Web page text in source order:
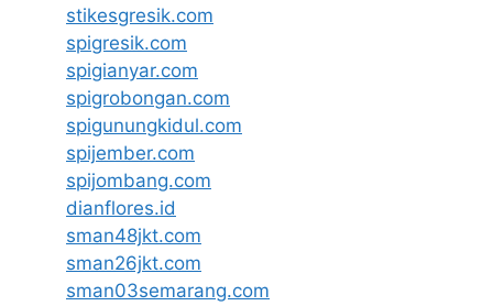
stikesgresik.com
spigresik.com
spigianyar.com
spigrobongan.com
spigunungkidul.com
spijember.com
spijombang.com
dianflores.id
sman48jkt.com
sman26jkt.com
sman03semarang.com